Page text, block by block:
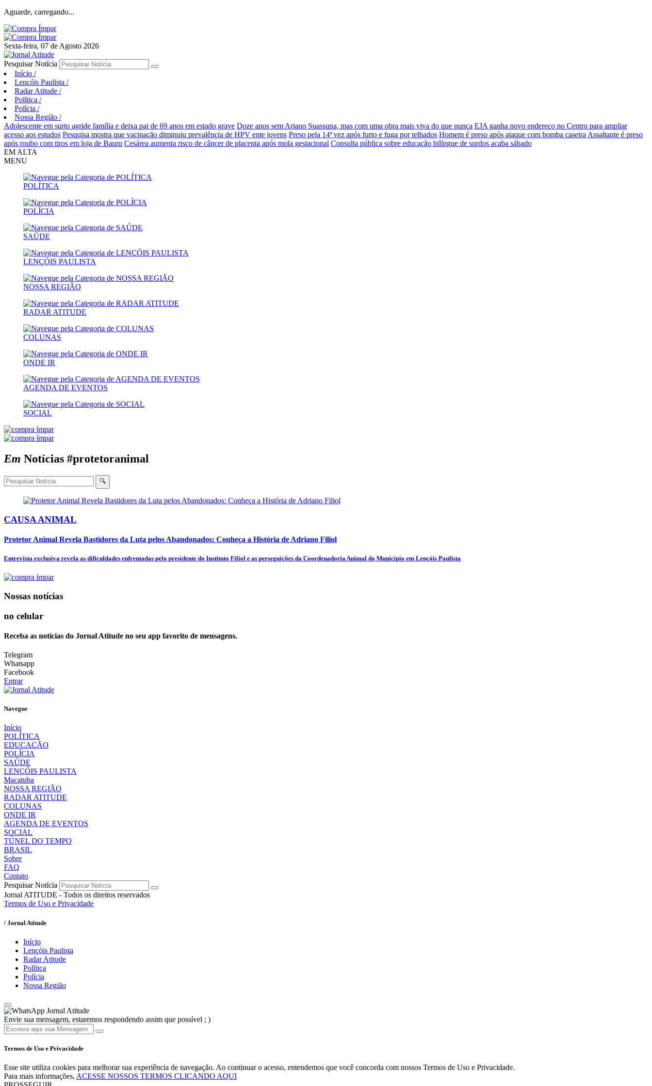
Aguarde, carregando...
Sexta-feira, 07 de Agosto 2026
Pesquisar Notícia
Início /
Lençóis Paulista /
Radar Atitude /
Política /
Polícia /
Nossa Região /
Adolescente em surto agride família e deixa pai de 69 anos em estado grave Doze anos sem Ariano Suassuna, mas com uma obra mais viva do que nunca EJA ganha novo endereço no Centro para ampliar
acesso aos estudos Pesquisa mostra que vacinação diminuiu prevalência de HPV ente jovens Preso pela 14ª vez após furto e fuga por telhados Homem é preso após ataque com bomba caseira Assaltante é preso
após roubo com tiros em loja de Bauru Cesárea aumenta risco de câncer de placenta após mola gestacional Consulta pública sobre educação bilíngue de surdos acaba sábado
EM ALTA
MENU
POLÍTICA
POLÍCIA
SAÚDE
LENÇÓIS PAULISTA
NOSSA REGIÃO
RADAR ATITUDE
COLUNAS
ONDE IR
AGENDA DE EVENTOS
SOCIAL
Em Notícias #protetoranimal
🔍
CAUSA ANIMAL
Protetor Animal Revela Bastidores da Luta pelos Abandonados: Conheça a História de Adriano Filiol
Entrevista exclusiva revela as dificuldades enfrentadas pelo presidente do Instituto Filiol e as perseguições da Coordenadoria Animal do Município em Lençóis Paulista
Nossas notícias
no celular
Receba as notícias do Jornal Atitude no seu app favorito de mensagens.
Telegram
Whatsapp
Facebook
Entrar
Navegue
Início
POLÍTICA
EDUCAÇÃO
POLÍCIA
SAÚDE
LENÇÓIS PAULISTA
Macatuba
NOSSA REGIÃO
RADAR ATITUDE
COLUNAS
ONDE IR
AGENDA DE EVENTOS
SOCIAL
TÚNEL DO TEMPO
BRASIL
Sobre
FAQ
Contato
Pesquisar Notícia
Jornal ATITUDE - Todos os direitos reservados
Termos de Uso e Privacidade
/ Jornal Atitude
Início
Lençóis Paulista
Radar Atitude
Política
Polícia
Nossa Região
Jornal Atitude
Envie sua mensagem, estaremos respondendo assim que possível ; )
Termos de Uso e Privacidade
Esse site utiliza cookies para melhorar sua experiência de navegação. Ao continuar o acesso, entendemos que você concorda com nossos Termos de Uso e Privacidade.
Para mais informações, ACESSE NOSSOS TERMOS CLICANDO AQUI